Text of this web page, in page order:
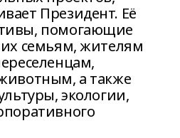
Президент. Её
помогающие
семьям, жителям
а также
экологии,